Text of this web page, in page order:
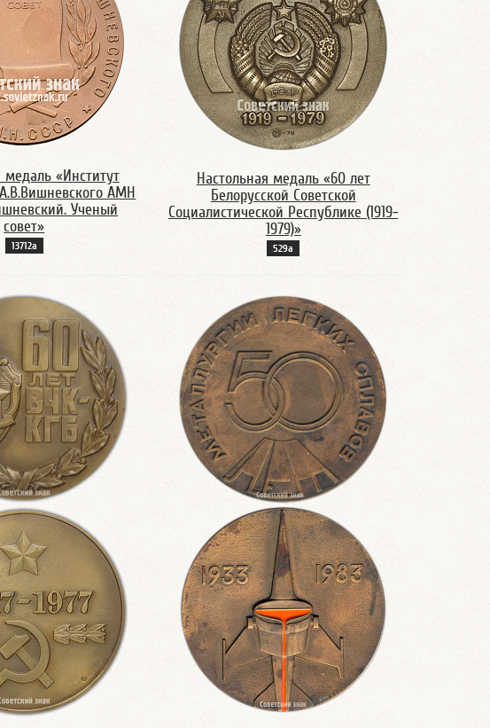
медаль «Институт
АМН
Ученый
совет»
13712а
Настольная медаль «60 лет
Белорусской Советской
Социалистической Республике (1919-
1979)»
529а